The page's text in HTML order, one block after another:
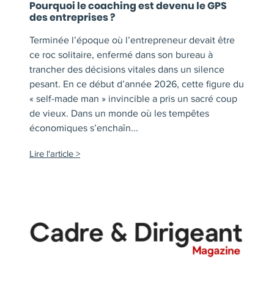
Pourquoi le coaching est devenu le GPS
des entreprises ?
Terminée l’époque où l’entrepreneur devait être
ce roc solitaire, enfermé dans son bureau à
trancher des décisions vitales dans un silence
pesant. En ce début d’année 2026, cette figure du
« self-made man » invincible a pris un sacré coup
de vieux. Dans un monde où les tempêtes
économiques s’enchaîn...
Lire l'article